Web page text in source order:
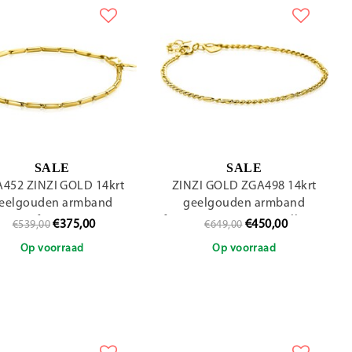
SALE
ZINZI GOLD 14krt
armband
staafjes, 18cm
€539,00 €375,00
Op voorraad
SALE
ZINZI GOLD ZGA498 14krt
geelgouden armband
fantasie gourmet en valkoog,
€649,00 €450,00
Op voorraad